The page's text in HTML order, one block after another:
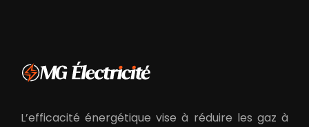
L’efficacité énergétique vise à réduire les gaz à